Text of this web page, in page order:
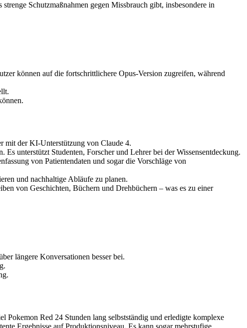
Schutzmaßnahmen gegen Missbrauch gibt, insbesondere in
können auf die fortschrittlichere Opus-Version zugreifen, während
mit der KI-Unterstützung von Claude 4.
unterstützt Studenten, Forscher und Lehrer bei der Wissensentdeckung.
von Patientendaten und sogar die Vorschläge von
und nachhaltige Abläufe zu planen.
von Geschichten, Büchern und Drehbüchern – was es zu einer
längere Konversationen besser bei.
Pokemon Red 24 Stunden lang selbstständig und erledigte komplexe
Ergebnisse auf Produktionsniveau. Es kann sogar mehrstufige